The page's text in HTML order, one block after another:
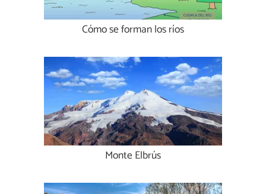
Cómo se forman los ríos
Monte Elbrús